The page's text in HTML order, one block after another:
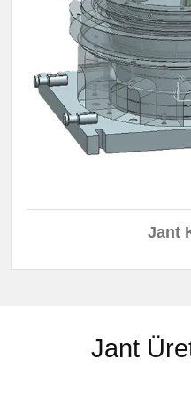
Jant
Jant